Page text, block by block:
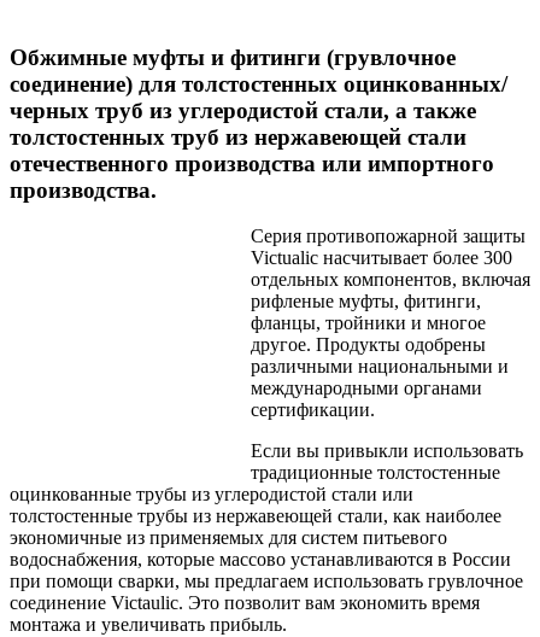
Обжимные муфты и фитинги (грувлочное
соединение) для толстостенных оцинкованных/
черных труб из углеродистой стали, а также
толстостенных труб из нержавеющей стали
отечественного производства или импортного
производства.
Серия противопожарной защиты
Victualic насчитывает более 300
отдельных компонентов, включая
рифленые муфты, фитинги,
фланцы, тройники и многое
другое. Продукты одобрены
различными национальными и
международными органами
сертификации.
Если вы привыкли использовать
традиционные толстостенные
оцинкованные трубы из углеродистой стали или
толстостенные трубы из нержавеющей стали, как наиболее
экономичные из применяемых для систем питьевого
водоснабжения, которые массово устанавливаются в России
при помощи сварки, мы предлагаем использовать грувлочное
соединение Victaulic. Это позволит вам экономить время
монтажа и увеличивать прибыль.